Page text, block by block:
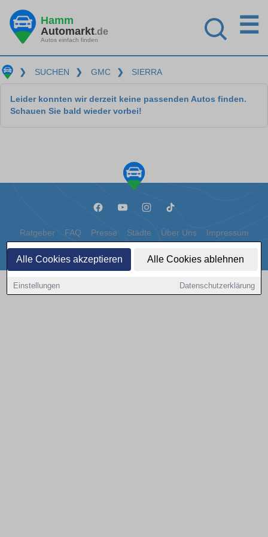
Alle Cookies akzeptieren Alle Cookies ablehnen
Einstellungen Datenschutzerklärung
Hamm
Automarkt.de
Autos einfach finden
☰
❯ SUCHEN ❯ GMC ❯ SIERRA
Leider konnten wir derzeit keine passenden Autos finden.
Schauen Sie bald wieder vorbei!
Ratgeber FAQ Presse Städte Über Uns Impressum
Datenschutz Cookies
Copyright © 2000 - 2026 | 1A Infosysteme GmbH | Content by: 1a-sites-autos